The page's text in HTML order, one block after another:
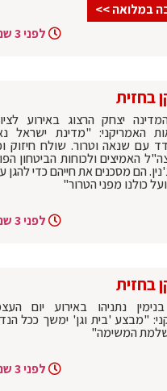
במלואה >>
לפני 3 שנים
בחזית
יצחק הרצוג באירוע
האמריקני: "מדינת ישראל
עם שנאה וטרור. שולח חיזוק
האמיצים ולכוחות הביטחון
הם מסכנים את חייהם כדי להגן
כולנו מפני הטרור"
לפני 3 שנים
בחזית
נתניהו באירוע יום
"מבצע 'בית וגן' ימשך ככל
המשימה"
לפני 3 שנים